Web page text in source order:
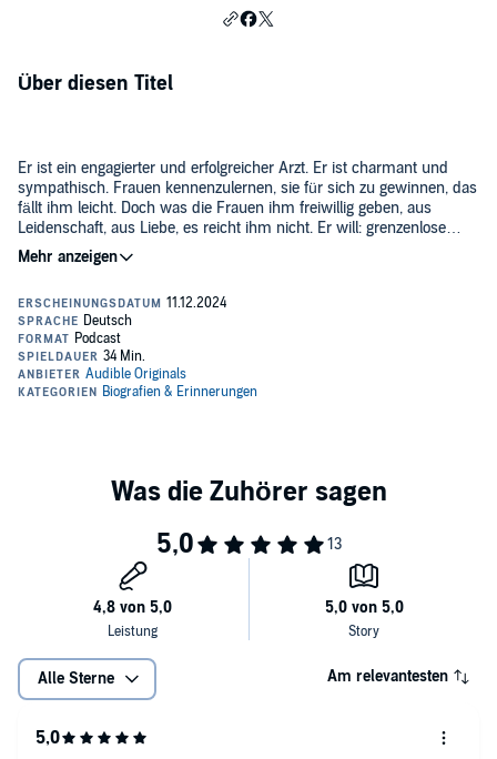
Über diesen Titel
Er ist ein engagierter und erfolgreicher Arzt. Er ist charmant und
sympathisch. Frauen kennenzulernen, sie für sich zu gewinnen, das
fällt ihm leicht. Doch was die Frauen ihm freiwillig geben, aus
Leidenschaft, aus Liebe, es reicht ihm nicht. Er will: grenzenlose
Macht.
©2024 Audible Studios (P)2024 Audible GmbH
Alle Sterne Am relevantesten